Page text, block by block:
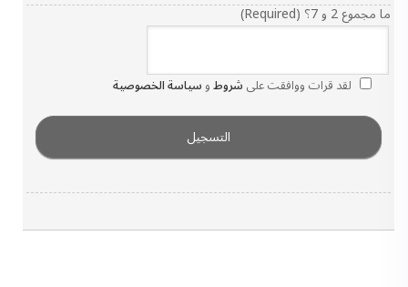
ما مجموع 2 و 7؟ (Required)
لقد قرات ووافقت علىشروطوسياسة الخصوصية